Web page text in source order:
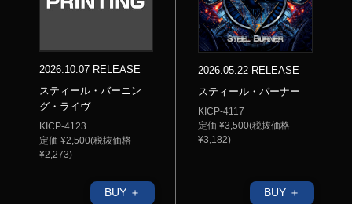
2026.10.07 RELEASE
スティール・バーニン
グ・ライヴ
KICP-4123
定価 ¥2,500(税抜価格
¥2,273)
BUY ＋
2026.05.22 RELEASE
スティール・バーナー
KICP-4117
定価 ¥3,500(税抜価格
¥3,182)
BUY ＋